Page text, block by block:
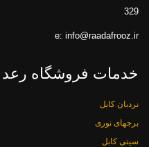
329
e: info@raadafrooz.ir
خدمات فروشگاه رعد
نردبان کابل
برجهای نوری
سینی کابل